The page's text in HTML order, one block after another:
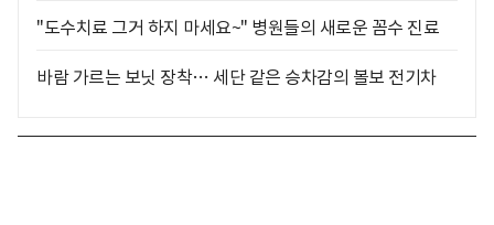
"도수치료 그거 하지 마세요~" 병원들의 새로운 꼼수 진료
바람 가르는 보닛 장착… 세단 같은 승차감의 볼보 전기차